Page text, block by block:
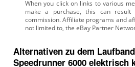
Alternativen zu dem Laufband
Speedrunner 6000 elektrisch